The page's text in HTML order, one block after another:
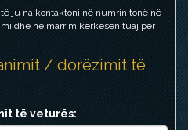
ju na kontaktoni në numrin tonë në
dhe ne marrim kërkesën tuaj për
/ dorëzimit të
të veturës: